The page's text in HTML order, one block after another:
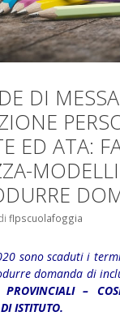
DI
ED ATA:
flpscuolafoggia
sono scaduti i
domanda di
PROVINCIALI –
ISTITUTO.